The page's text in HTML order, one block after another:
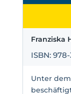
Franziska
ISBN:
Unter